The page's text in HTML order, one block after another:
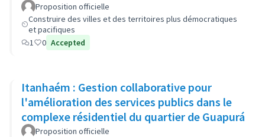
Proposition officielle
Construire des villes et des territoires plus démocratiques
et pacifiques
1
0 Accepted
Itanhaém : Gestion collaborative pour
l'amélioration des services publics dans le
complexe résidentiel du quartier de Guapurá
Proposition officielle